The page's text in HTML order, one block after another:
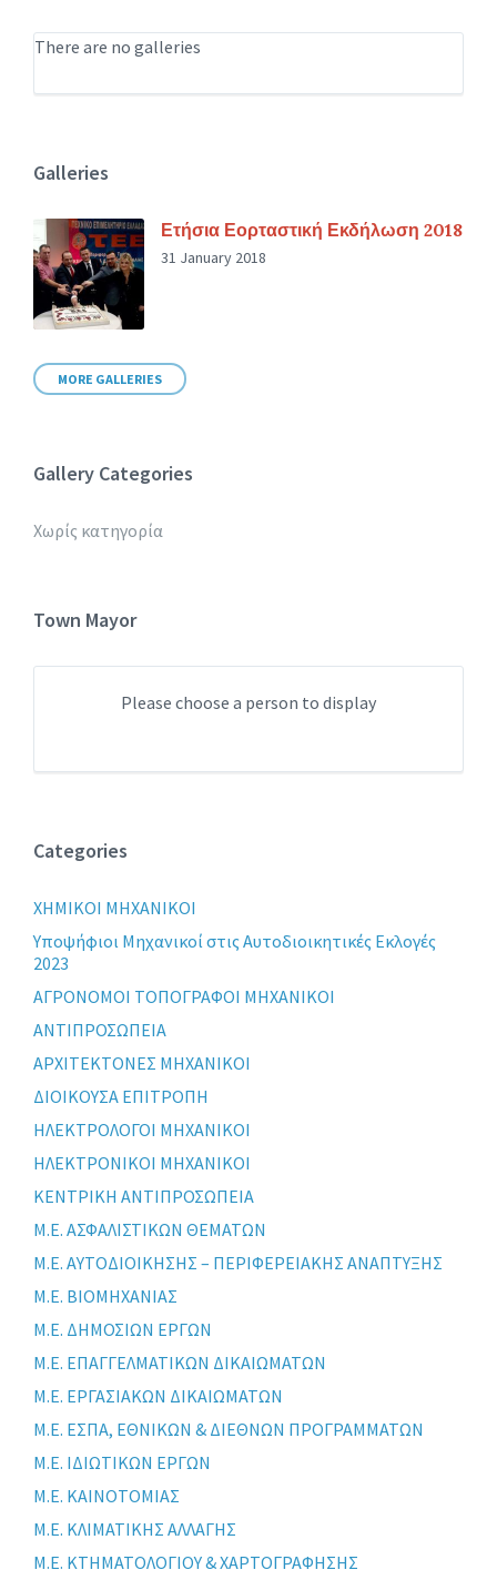
There are no galleries
Galleries
Ετήσια Εορταστική Εκδήλωση 2018
31 January 2018
MORE GALLERIES
Gallery Categories
Χωρίς κατηγορία
Town Mayor
Please choose a person to display
Categories
XHMIKOI MHXANIKOI
Yποψήφιοι Μηχανικοί στις Αυτοδιοικητικές Εκλογές
2023
ΑΓΡΟΝΟΜΟΙ ΤΟΠΟΓΡΑΦΟΙ ΜΗΧΑΝΙΚΟΙ
ΑΝΤΙΠΡΟΣΩΠΕΙΑ
ΑΡΧΙΤΕΚΤΟΝΕΣ ΜΗΧΑΝΙΚΟΙ
ΔΙΟΙΚΟΥΣΑ ΕΠΙΤΡΟΠΗ
ΗΛΕΚΤΡΟΛΟΓΟΙ ΜΗΧΑΝΙΚΟΙ
ΗΛΕΚΤΡΟΝΙΚΟΙ ΜΗΧΑΝΙΚΟΙ
ΚΕΝΤΡΙΚΗ ΑΝΤΙΠΡΟΣΩΠΕΙΑ
Μ.Ε. ΑΣΦΑΛΙΣΤΙΚΩΝ ΘΕΜΑΤΩΝ
Μ.Ε. ΑΥΤΟΔΙΟΙΚΗΣΗΣ – ΠΕΡΙΦΕΡΕΙΑΚΗΣ ΑΝΑΠΤΥΞΗΣ
Μ.Ε. ΒΙΟΜΗΧΑΝΙΑΣ
Μ.Ε. ΔΗΜΟΣΙΩΝ ΕΡΓΩΝ
Μ.Ε. ΕΠΑΓΓΕΛΜΑΤΙΚΩΝ ΔΙΚΑΙΩΜΑΤΩΝ
Μ.Ε. ΕΡΓΑΣΙΑΚΩΝ ΔΙΚΑΙΩΜΑΤΩΝ
Μ.Ε. ΕΣΠΑ, ΕΘΝΙΚΩΝ & ΔΙΕΘΝΩΝ ΠΡΟΓΡΑΜΜΑΤΩΝ
Μ.Ε. ΙΔΙΩΤΙΚΩΝ ΕΡΓΩΝ
Μ.Ε. ΚΑΙΝΟΤΟΜΙΑΣ
Μ.Ε. ΚΛΙΜΑΤΙΚΗΣ ΑΛΛΑΓΗΣ
Μ.Ε. ΚΤΗΜΑΤΟΛΟΓΙΟΥ & ΧΑΡΤΟΓΡΑΦΗΣΗΣ